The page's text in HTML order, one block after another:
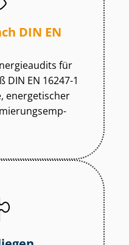
DIN EN
für
EN 16247-1
energetischer